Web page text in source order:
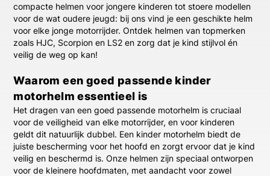
compacte helmen voor jongere kinderen tot stoere modellen
voor de wat oudere jeugd: bij ons vind je een geschikte helm
voor elke jonge motorrijder. Ontdek helmen van topmerken
zoals HJC, Scorpion en LS2 en zorg dat je kind stijlvol én
veilig de weg op kan!
Waarom een goed passende kinder
motorhelm essentieel is
Het dragen van een goed passende motorhelm is cruciaal
voor de veiligheid van elke motorrijder, en voor kinderen
geldt dit natuurlijk dubbel. Een kinder motorhelm biedt de
juiste bescherming voor het hoofd en zorgt ervoor dat je kind
veilig en beschermd is. Onze helmen zijn speciaal ontworpen
voor de kleinere hoofdmaten, met aandacht voor zowel